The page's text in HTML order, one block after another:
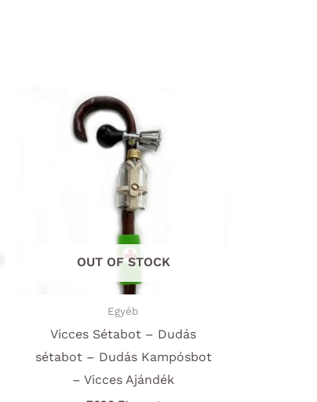
OUT OF STOCK
Egyéb
Vicces Sétabot – Dudás
sétabot – Dudás Kampósbot
– Vicces Ajándék